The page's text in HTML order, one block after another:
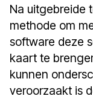
Na uitgebreide
methode om
software deze
kaart te
kunnen
veroorzaakt is